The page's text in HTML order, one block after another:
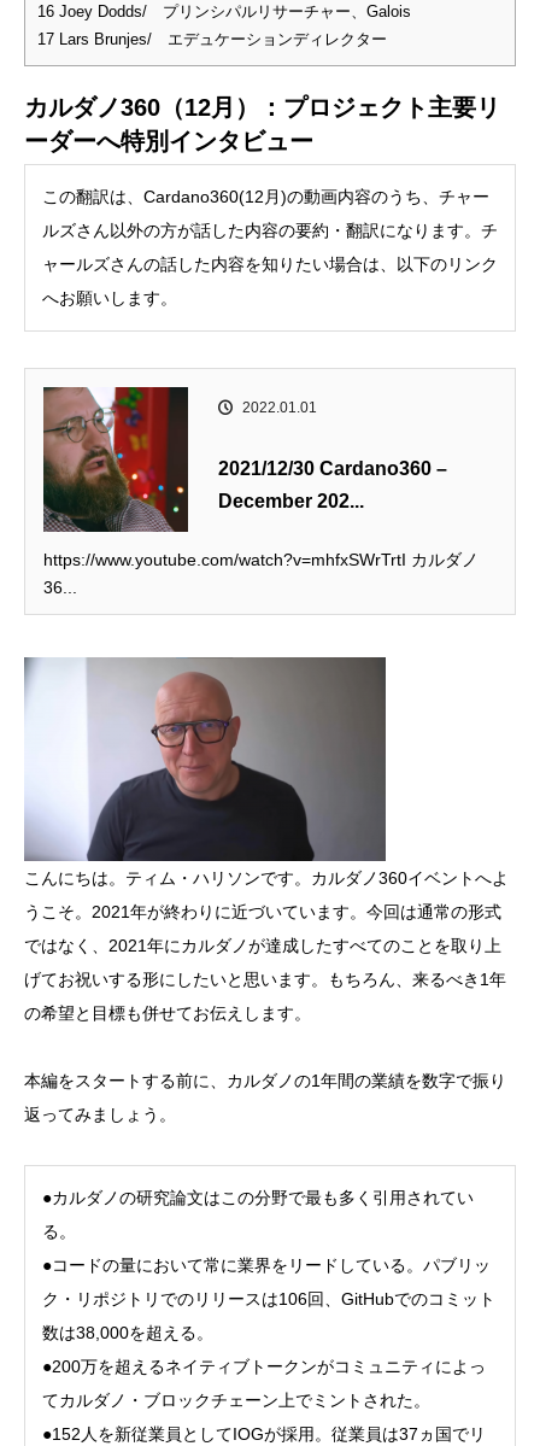
16 Joey Dodds/ プリンシパルリサーチャー、Galois
17 Lars Brunjes/ エデュケーションディレクター
カルダノ360（12月）：プロジェクト主要リ
ーダーへ特別インタビュー
この翻訳は、Cardano360(12月)の動画内容のうち、チャー
ルズさん以外の方が話した内容の要約・翻訳になります。チ
ャールズさんの話した内容を知りたい場合は、以下のリンク
へお願いします。
2022.01.01
2021/12/30 Cardano360 –
December 202...
https://www.youtube.com/watch?v=mhfxSWrTrtI カルダノ
36...
こんにちは。ティム・ハリソンです。カルダノ360イベントへよ
うこそ。2021年が終わりに近づいています。今回は通常の形式
ではなく、2021年にカルダノが達成したすべてのことを取り上
げてお祝いする形にしたいと思います。もちろん、来るべき1年
の希望と目標も併せてお伝えします。
本編をスタートする前に、カルダノの1年間の業績を数字で振り
返ってみましょう。
●カルダノの研究論文はこの分野で最も多く引用されてい
る。
●コードの量において常に業界をリードしている。パブリッ
ク・リポジトリでのリリースは106回、GitHubでのコミット
数は38,000を超える。
●200万を超えるネイティブトークンがコミュニティによっ
てカルダノ・ブロックチェーン上でミントされた。
●152人を新従業員としてIOGが採用。従業員は37ヵ国でリ